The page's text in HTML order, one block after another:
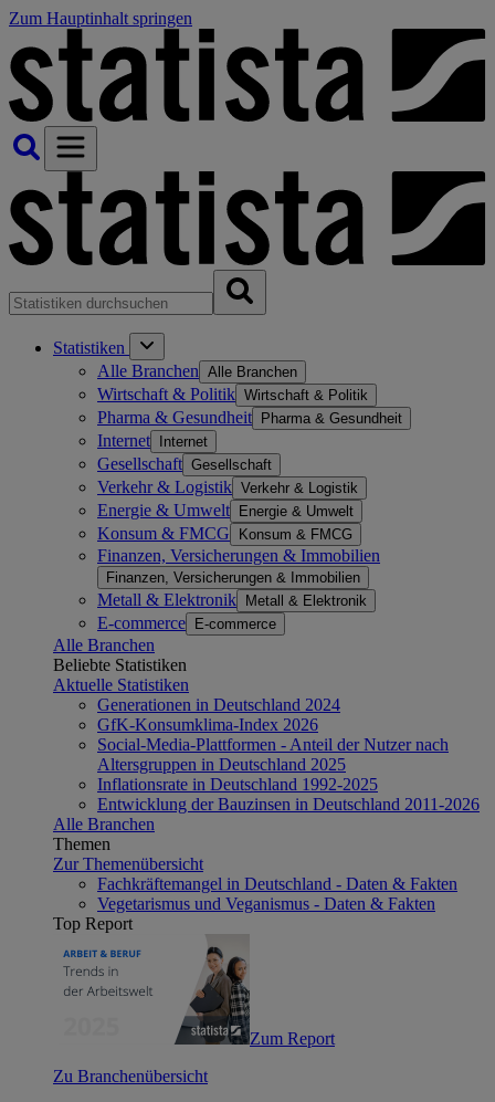
Zum Hauptinhalt springen
Statistiken
Alle Branchen Alle Branchen
Wirtschaft & Politik Wirtschaft & Politik
Pharma & Gesundheit Pharma & Gesundheit
Internet Internet
Gesellschaft Gesellschaft
Verkehr & Logistik Verkehr & Logistik
Energie & Umwelt Energie & Umwelt
Konsum & FMCG Konsum & FMCG
Finanzen, Versicherungen & Immobilien
Finanzen, Versicherungen & Immobilien
Metall & Elektronik Metall & Elektronik
E-commerce E-commerce
Alle Branchen
Beliebte Statistiken
Aktuelle Statistiken
Generationen in Deutschland 2024
GfK-Konsumklima-Index 2026
Social-Media-Plattformen - Anteil der Nutzer nach
Altersgruppen in Deutschland 2025
Inflationsrate in Deutschland 1992-2025
Entwicklung der Bauzinsen in Deutschland 2011-2026
Alle Branchen
Themen
Zur Themenübersicht
Fachkräftemangel in Deutschland - Daten & Fakten
Vegetarismus und Veganismus - Daten & Fakten
Top Report
Zum Report
Zu Branchenübersicht